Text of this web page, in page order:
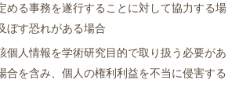
める事務を遂行することに対して協力する場
ぼす恐れがある場合
人情報を学術研究目的で取り扱う必要があ
を含み、個人の権利利益を不当に侵害する